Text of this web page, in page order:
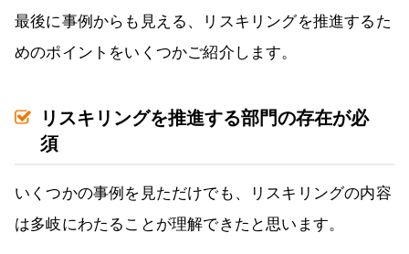
最後に事例からも見える、リスキリングを推進するた
めのポイントをいくつかご紹介します。
リスキリングを推進する部門の存在が必
須
いくつかの事例を見ただけでも、リスキリングの内容
は多岐にわたることが理解できたと思います。